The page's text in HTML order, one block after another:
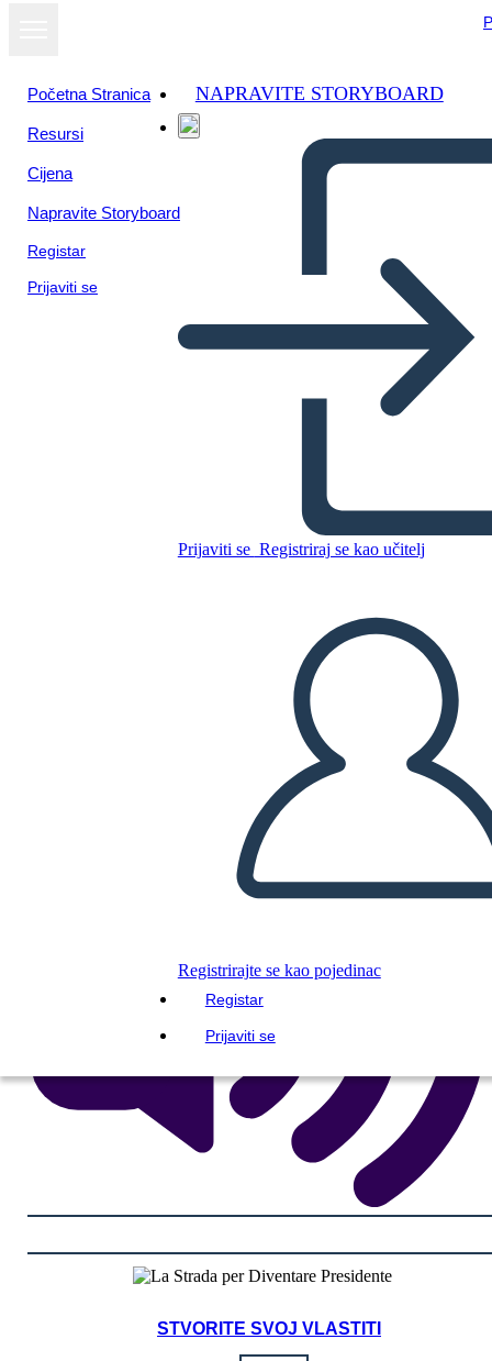
Početna Stranica
Resursi
Cijena
Napravite Storyboard
Registar
Prijaviti se
NAPRAVITE STORYBOARD
Prijaviti se Registriraj se kao učitelj
Registrirajte se kao pojedinac
Registar
Prijaviti se
La Strada per Diventare
Presidente
Kopirajte ovaj Storyboard
IZRADITE PLOČU SCENARIJA
REPRODUCIRAJ DIJAPROJEKCIJU
ČITAJ MI
STVORITE SVOJ VLASTITI